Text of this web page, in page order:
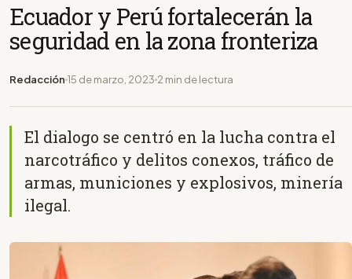
Ecuador y Perú fortalecerán la
seguridad en la zona fronteriza
Redacción 15 de marzo, 2023 2 min de lectura
El dialogo se centró en la lucha contra el
narcotráfico y delitos conexos, tráfico de
armas, municiones y explosivos, minería
ilegal.